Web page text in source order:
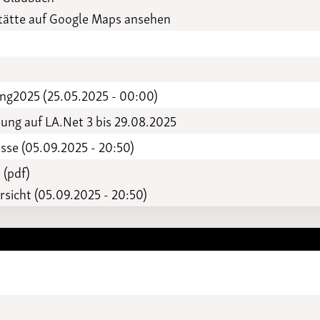
LSB-
auf Google Maps ansehen
(25.05.2025 - 00:00)
auf LA.Net 3 bis 29.08.2025
(05.09.2025 - 20:50)
(05.09.2025 - 20:50)